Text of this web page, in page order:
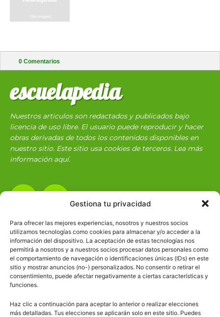
Gestiona tu privacidad
Para ofrecer las mejores experiencias, nosotros y nuestros socios
utilizamos tecnologías como cookies para almacenar y/o acceder a la
información del dispositivo. La aceptación de estas tecnologías nos
permitirá a nosotros y a nuestros socios procesar datos personales como
el comportamiento de navegación o identificaciones únicas (IDs) en este
sitio y mostrar anuncios (no-) personalizados. No consentir o retirar el
consentimiento, puede afectar negativamente a ciertas características y
funciones.
Haz clic a continuación para aceptar lo anterior o realizar elecciones
más detalladas. Tus elecciones se aplicarán solo en este sitio. Puedes
0 Comentarios
escuelapedia
Nuestros articulos son redactados y publicados bajo
licencia de uso libre. El usuario puede reproducir y hacer
obras derivadas de todos los contenidos disponibles en
nuestro sitio. Este sitio usa cookies de terceros. Lea más
información aquí.
Básico
1966
Ciencias
2072
Filosofía
226
Historia
1597
Tecnología
270